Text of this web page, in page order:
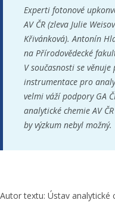
Experti fotonové
AV ČR (zleva Julie
Křivánková). Antonín
na Přírodovědecké
V současnosti se
instrumentace pro
velmi váží podpory GA
analytické chemie AV
by výzkum nebyl možný.
Autor textu: Ústav analytické